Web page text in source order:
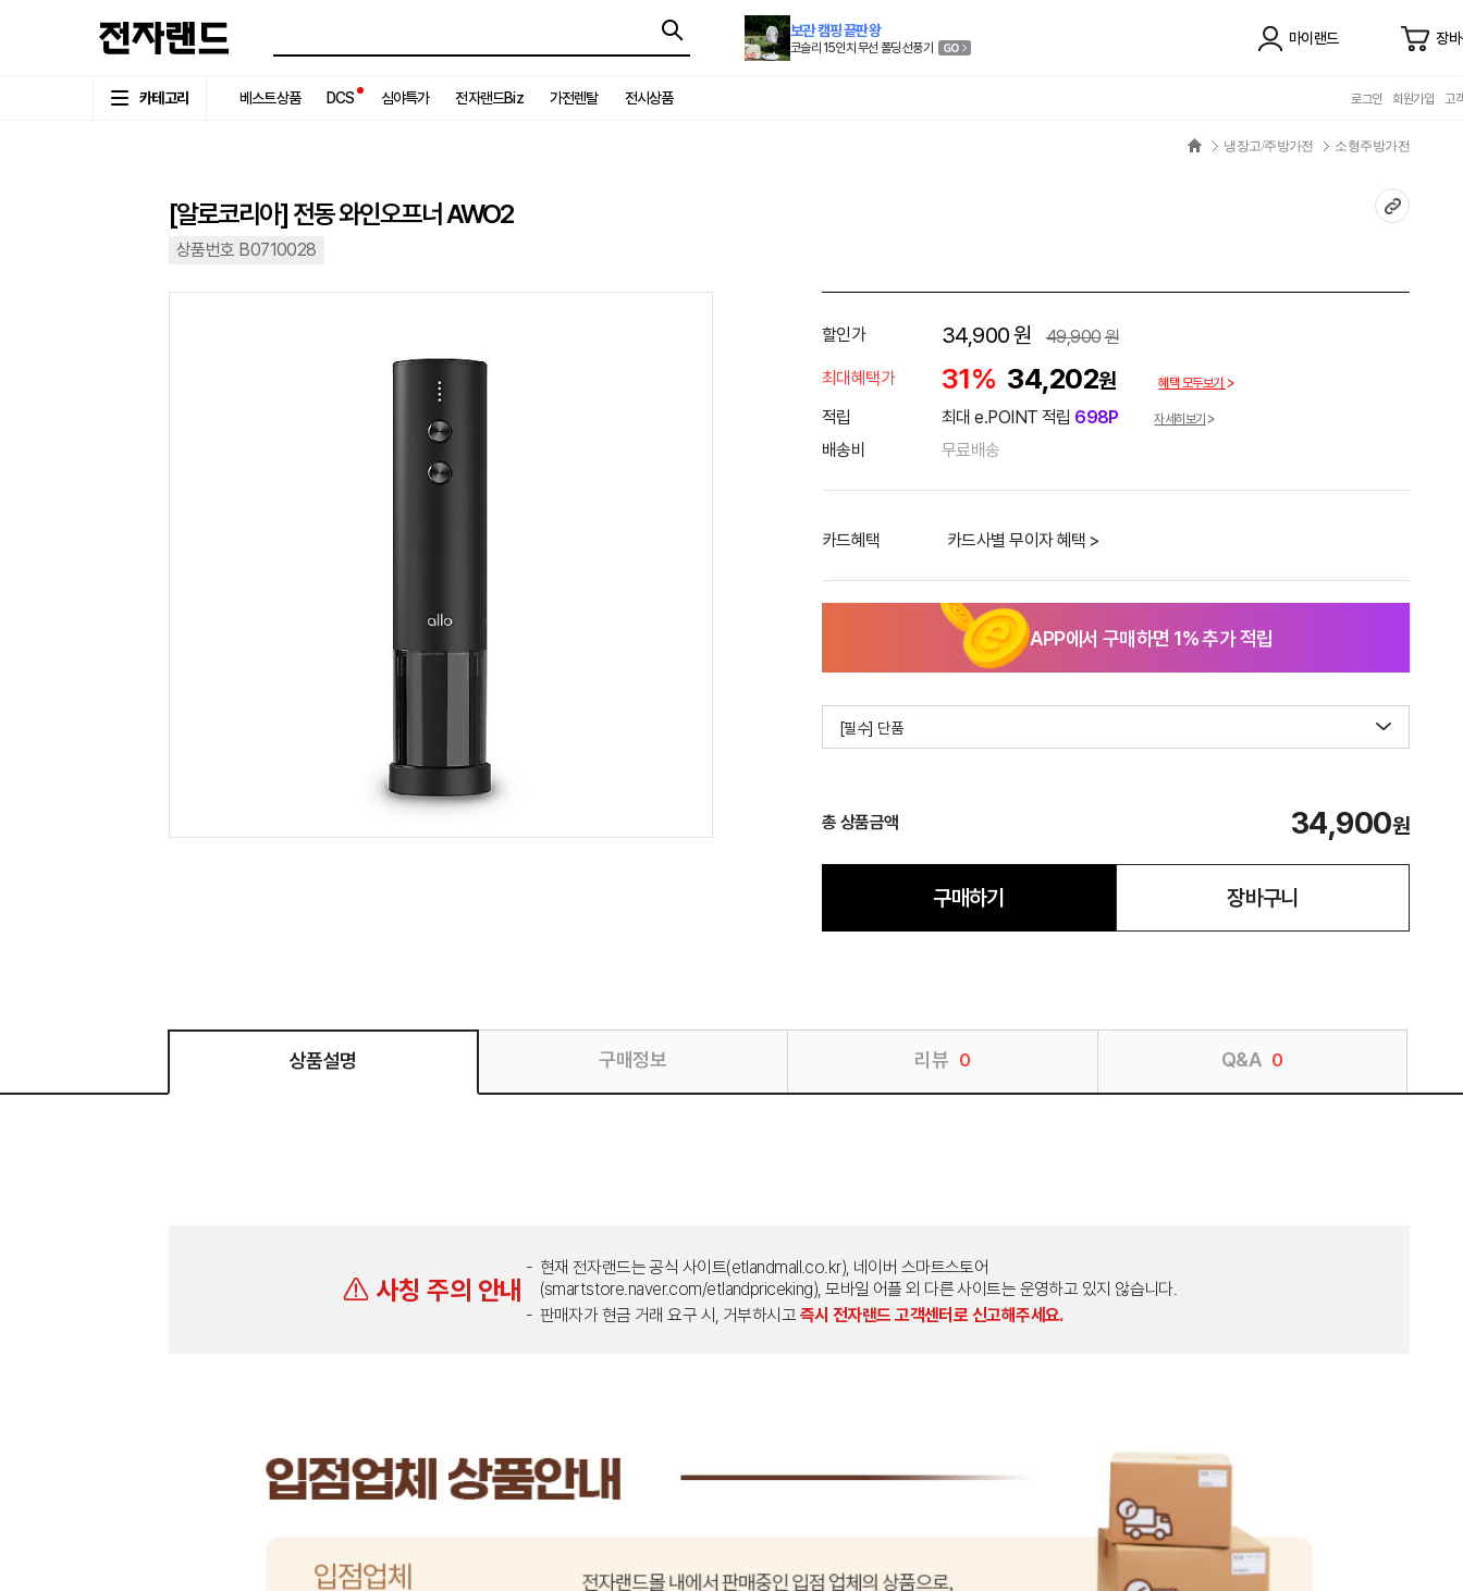
보관 캠핑 끝판왕
코슬리 15인치 무선 폴딩 선풍기
마이랜드 장
카테고리 베스트상품 DCS 심야특가 전자랜드Biz 가전렌탈 전시상품 로그인 회원가입 고
냉장고/주방가전 소형주방가전
[알로코리아] 전동 와인오프너 AWO2
상품번호 B0710028
할인가 34,900원 49,900원
최대혜택가
31% 34,202원 혜택 모두보기
적립 최대 e.POINT 적립 698P 자세히보기
배송비 무료배송
카드혜택 카드사별 무이자 혜택 >
APP에서 구매하면 1% 추가 적립
[필수] 단품
총 상품금액 34,900원
구매하기 장바구니
상품설명 구매정보 리뷰 0 Q&A 0
사칭 주의 안내
현재 전자랜드는 공식 사이트(etlandmall.co.kr), 네이버 스마트스토어
(smartstore.naver.com/etlandpriceking), 모바일 어플 외 다른 사이트는 운영하고 있지 않습니다.
판매자가 현금 거래 요구 시, 거부하시고 즉시 전자랜드 고객센터로 신고해주세요.